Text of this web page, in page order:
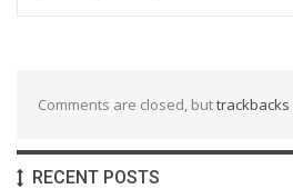
Comments are closed, buttrackbacks
RECENT POSTS